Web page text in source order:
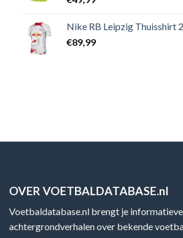
Nike RB Leipzig Thuisshirt
€89,99
OVER VOETBALDATABASE.nl
Voetbaldatabase.nl brengt je informatieve
achtergrondverhalen over bekende